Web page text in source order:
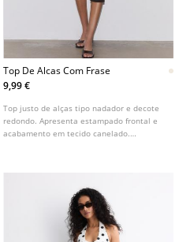
Top De Alcas Com Frase
9,99 €
Top justo de alças tipo nadador e decote
redondo. Apresenta estampado frontal e
acabamento em tecido canelado.